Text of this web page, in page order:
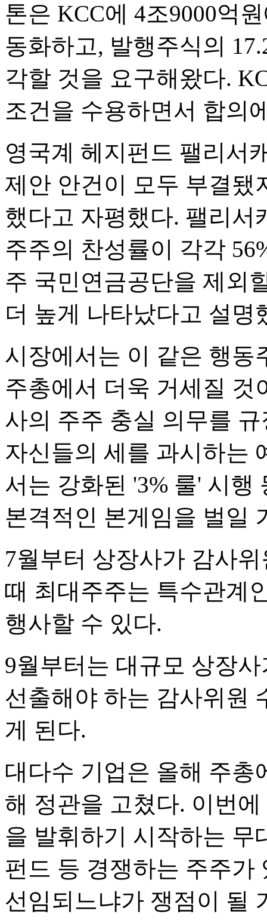
톤은 KCC에 4조9000억
동화하고, 발행주식의
각할 것을 요구해왔다.
조건을 수용하면서 합의
영국계 헤지펀드 팰리서
제안 안건이 모두 부결됐
했다고 자평했다. 팰리서
주주의 찬성률이 각각
주 국민연금공단을 제외
더 높게 나타났다고 설명
시장에서는 이 같은 행동
주총에서 더욱 거세질 것
사의 주주 충실 의무를
자신들의 세를 과시하는
서는 강화된 '3% 룰' 시행
본격적인 본게임을 벌일
7월부터 상장사가 감사
때 최대주주는 특수관계
행사할 수 있다.
9월부터는 대규모 상장
선출해야 하는 감사위원
게 된다.
대다수 기업은 올해 주총
해 정관을 고쳤다. 이번
을 발휘하기 시작하는 무
펀드 등 경쟁하는 주주가
선임되느냐가 쟁점이 될